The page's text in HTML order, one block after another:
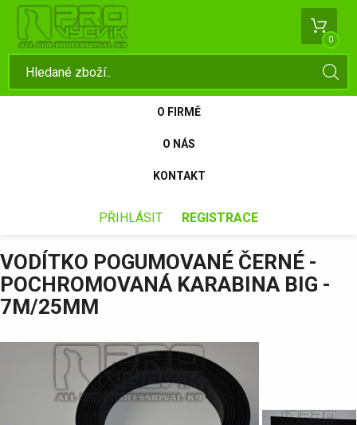
0
O FIRMĚ
O NÁS
KONTAKT
PŘIHLÁSIT REGISTRACE
VODÍTKO POGUMOVANÉ ČERNÉ -
POCHROMOVANÁ KARABINA BIG -
7M/25MM